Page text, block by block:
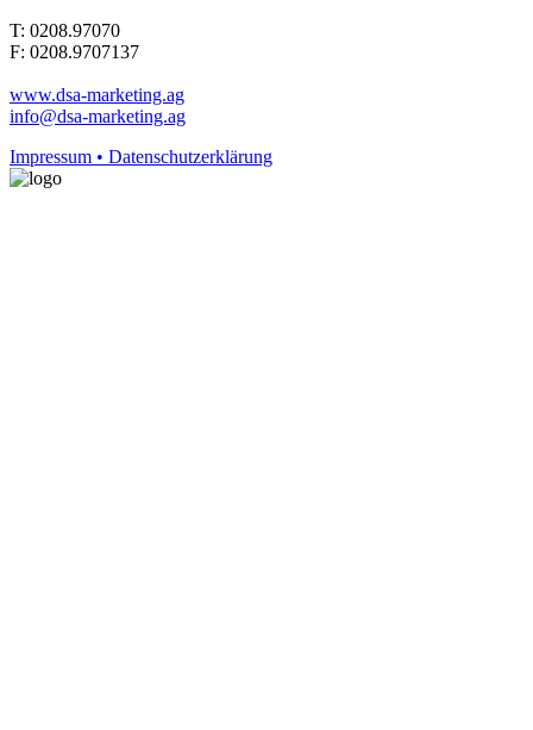
T: 0208.97070
F: 0208.9707137
www.dsa-marketing.ag
info@dsa-marketing.ag
Impressum • Datenschutzerklärung